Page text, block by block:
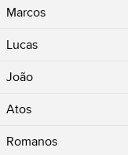
Marcos
Lucas
João
Atos
Romanos